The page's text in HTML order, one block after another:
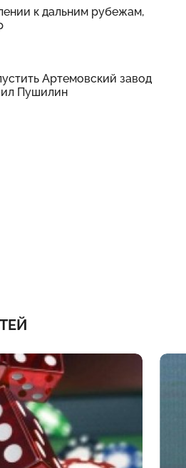
к дальним рубежам,
Артемовский завод
Пушилин